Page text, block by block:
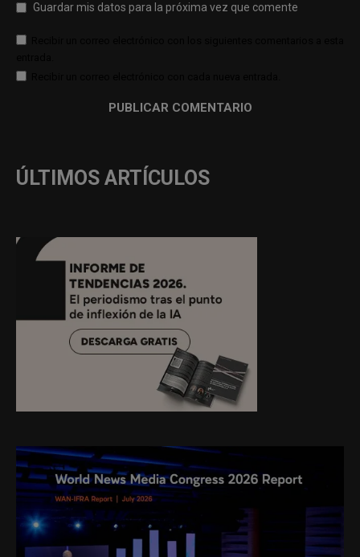
Guardar mis datos para la próxima vez que comente
ÚLTIMOS ARTÍCULOS